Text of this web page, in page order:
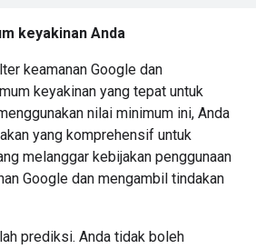
keyakinan Anda
keamanan Google dan
keyakinan yang tepat untuk
nilai minimum ini, Anda
yang komprehensif untuk
melanggar kebijakan penggunaan
Google dan mengambil tindakan
prediksi. Anda tidak boleh